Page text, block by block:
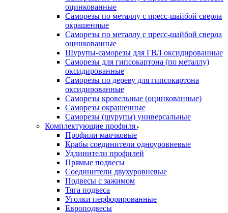
оцинкованные
Саморезы по металлу с пресс-шайбой сверла
окрашенные
Саморезы по металлу с пресс-шайбой сверла
оцинкованные
Шурупы-саморезы для ГВЛ оксидированные
Саморезы для гипсокартона (по металлу)
оксидированные
Саморезы по дереву для гипсокартона
оксидированные
Саморезы кровельные (оцинкованные)
Саморезы окрашенные
Саморезы (шурупы) универсальные
Комплектующие профиля
Профили маячковые
Крабы соединители одноуровневые
Удлинители профилей
Прямые подвесы
Соединители двухуровневые
Подвесы с зажимом
Тяга подвеса
Уголки перфорированные
Европодвесы